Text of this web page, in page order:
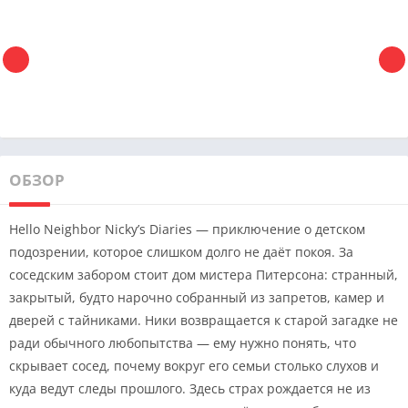
ОБЗОР
Hello Neighbor Nicky’s Diaries — приключение о детском
подозрении, которое слишком долго не даёт покоя. За
соседским забором стоит дом мистера Питерсона: странный,
закрытый, будто нарочно собранный из запретов, камер и
дверей с тайниками. Ники возвращается к старой загадке не
ради обычного любопытства — ему нужно понять, что
скрывает сосед, почему вокруг его семьи столько слухов и
куда ведут следы прошлого. Здесь страх рождается не из